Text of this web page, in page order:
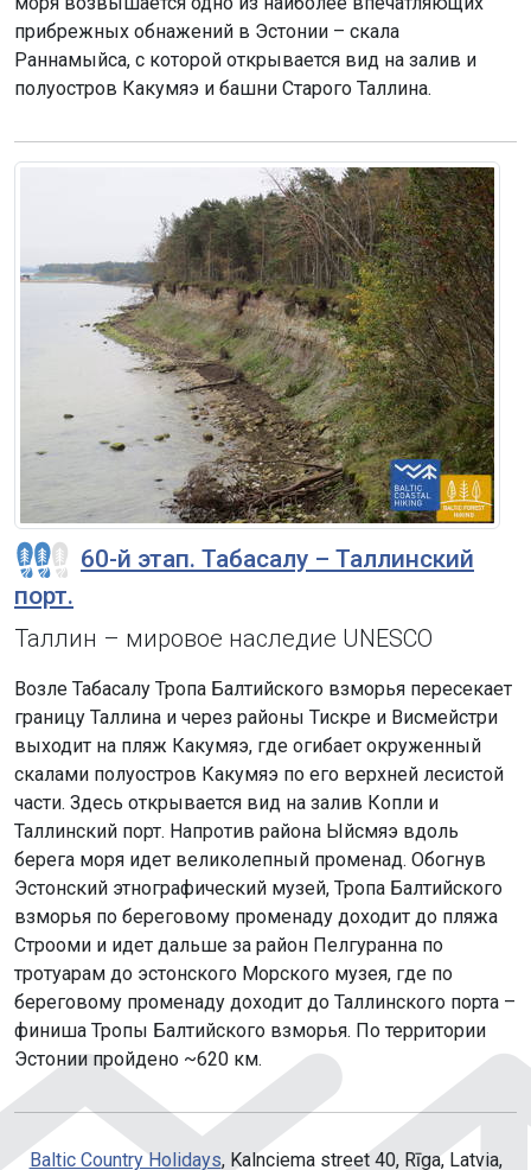
прибрежных обнажений в Эстонии – скала
Раннамыйса, с которой открывается вид на залив и
полуостров Какумяэ и башни Старого Таллина.
60-й этап. Табасалу – Таллинский
порт.
Таллин – мировое наследие UNESCO
Возле Табасалу Тропа Балтийского взморья пересекает
границу Таллина и через районы Тискре и Висмейстри
выходит на пляж Какумяэ, где огибает окруженный
скалами полуостров Какумяэ по его верхней лесистой
части. Здесь открывается вид на залив Копли и
Таллинский порт. Напротив района Ыйсмяэ вдоль
берега моря идет великолепный променад. Обогнув
Эстонский этнографический музей, Тропа Балтийского
взморья по береговому променаду доходит до пляжа
Строоми и идет дальше за район Пелгуранна по
тротуарам до эстонского Морского музея, где по
береговому променаду доходит до Таллинского порта –
финиша Тропы Балтийского взморья. По территории
Эстонии пройдено ~620 км.
Baltic Country Holidays, Kalnciema street 40, Rīga, Latvia,